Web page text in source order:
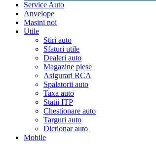
Service Auto
Anvelope
Masini noi
Utile
Stiri auto
Sfaturi utile
Dealeri auto
Magazine piese
Asigurari RCA
Spalatorii auto
Taxa auto
Statii ITP
Chestionare auto
Targuri auto
Dictionar auto
Mobile